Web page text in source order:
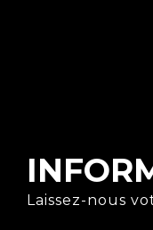
Laissez-nous